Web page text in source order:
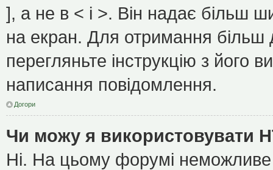
], а не в < і >. Він надає більш
на екран. Для отримання більш
перегляньте інструкцію з його
написання повідомлення.
Догори
Чи можу я використовувати
Ні. На цьому форумі